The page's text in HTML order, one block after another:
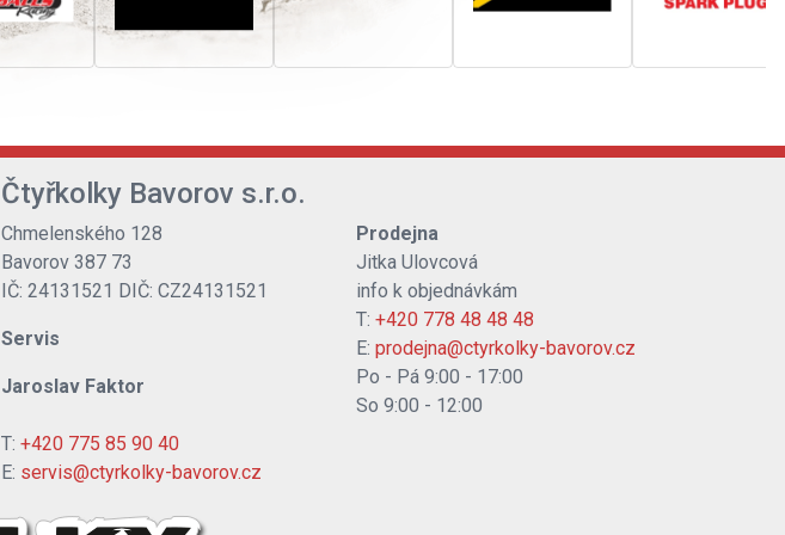
Čtyřkolky Bavorov s.r.o.
Chmelenského 128
Bavorov 387 73
IČ: 24131521 DIČ: CZ24131521
Servis
Jaroslav Faktor
T: +420 775 85 90 40
E: servis@ctyrkolky-bavorov.cz
Prodejna
Jitka Ulovcová
info k objednávkám
T: +420 778 48 48 48
E: prodejna@ctyrkolky-bavorov.cz
Po - Pá 9:00 - 17:00
So 9:00 - 12:00